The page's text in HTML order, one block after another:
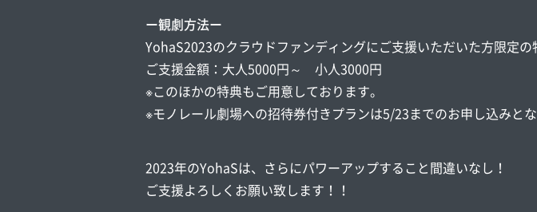
ー観劇方法ー
YohaS2023のクラウドファンディングにご支援いただいた方限定
ご支援金額：大人5000円～ 小人3000円
※このほかの特典もご用意しております。
※モノレール劇場への招待券付きプランは5/23までのお申し込みとな
2023年のYohaSは、さらにパワーアップすること間違いなし！
ご支援よろしくお願い致します！！